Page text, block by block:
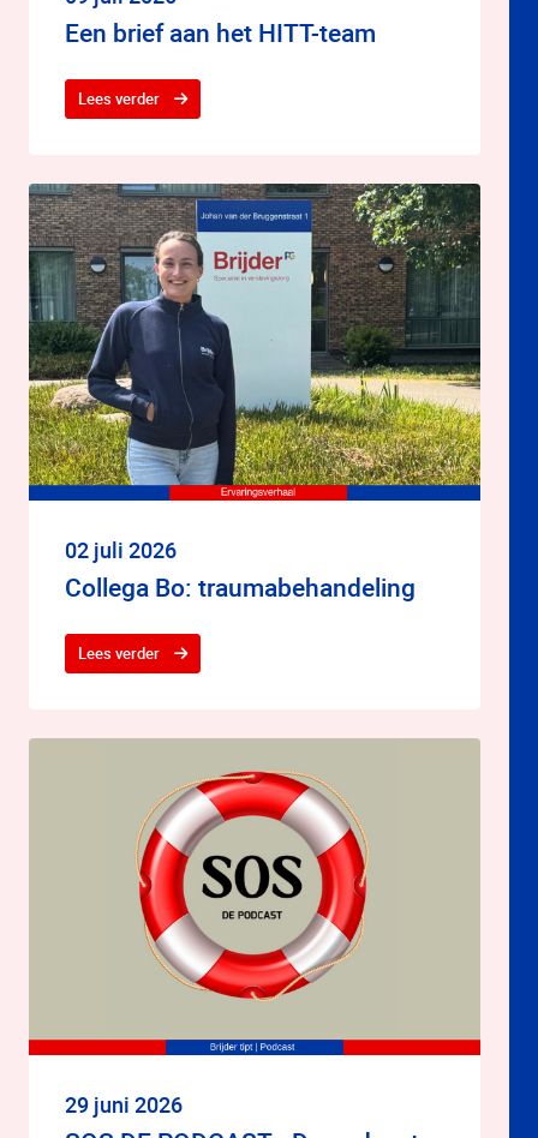
Een brief aan het HITT-team
Lees verder
02 juli 2026
Collega Bo: traumabehandeling
Lees verder
29 juni 2026